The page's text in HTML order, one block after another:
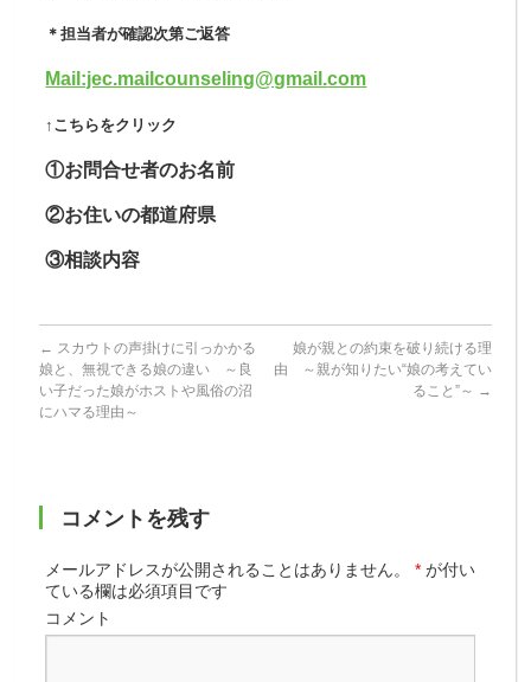
＊担当者が確認次第ご返答
Mail:jec.mailcounseling@gmail.com
↑こちらをクリック
①お問合せ者のお名前
②お住いの都道府県
③相談内容
← スカウトの声掛けに引っかかる
娘と、無視できる娘の違い ～良
い子だった娘がホストや風俗の沼
にハマる理由～
娘が親との約束を破り続ける理
由 ～親が知りたい“娘の考えてい
ること”～ →
コメントを残す
メールアドレスが公開されることはありません。 * が付い
ている欄は必須項目です
コメント